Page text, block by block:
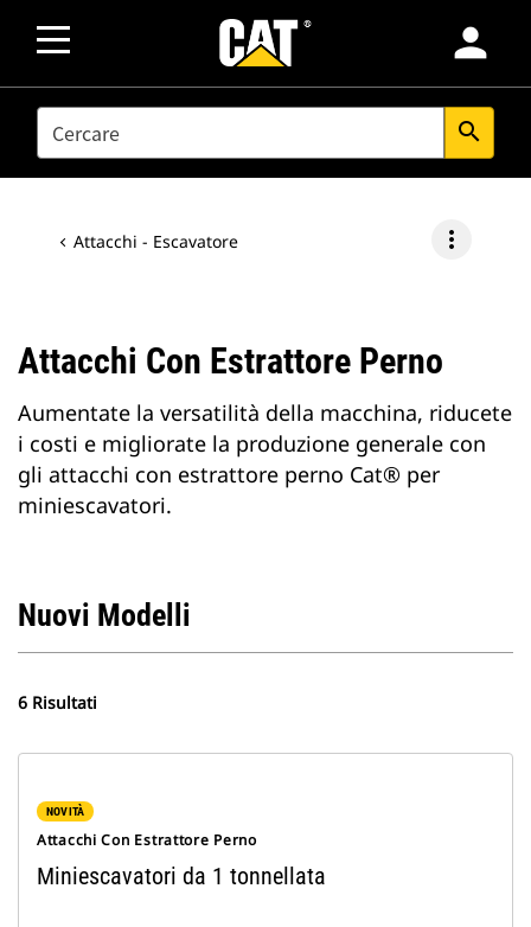
person
SEARCH search
Attacchi - Escavatore more_vert
Attacchi Con Estrattore Perno
Aumentate la versatilità della macchina, riducete
i costi e migliorate la produzione generale con
gli attacchi con estrattore perno Cat® per
miniescavatori.
Nuovi Modelli
6 Risultati
NOVITÀ
Attacchi Con Estrattore Perno
Miniescavatori da 1 tonnellata